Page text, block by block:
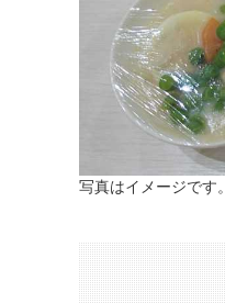
写真はイメージです。